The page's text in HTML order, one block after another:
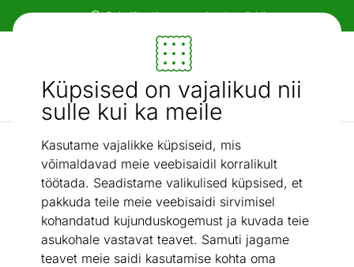
Küpsised on vajalikud nii
sulle kui ka meile
Kasutame vajalikke küpsiseid, mis
võimaldavad meie veebisaidil korralikult
töötada. Seadistame valikulised küpsised, et
pakkuda teile meie veebisaidi sirvimisel
kohandatud kujunduskogemust ja kuvada teie
asukohale vastavat teavet. Samuti jagame
teavet meie saidi kasutamise kohta oma
Paindlikud ja mugavad makseviisid!
Mööbel ja sisustus - ON24
Otsi...
AI otsing
Kompaktvoodid / Narivoodi lauaga Castle IV 90x200 cm